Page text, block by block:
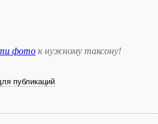
фото к нужному таксону!
публикаций